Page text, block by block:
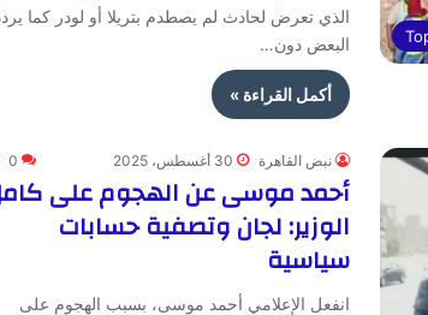
الذي تعرض لحادث لم يصطدم بتريلا أو لودر كما
البعض دون…
أكمل القراءة »
نبض القاهرة 30 أغسطس، 2025 0
أحمد موسى عن الهجوم على
الوزير: لجان وتصفية حسابات
سياسية
انفعل الإعلامي أحمد موسى، بسبب الهجوم على